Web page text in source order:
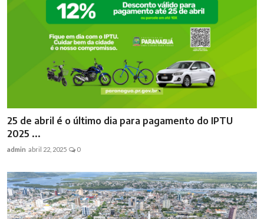
25 de abril é o último dia para pagamento do IPTU
2025 ...
admin abril 22, 2025 0